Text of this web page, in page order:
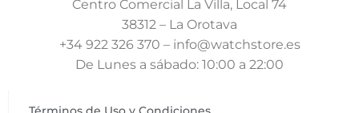
Centro Comercial La Villa, Local 74
38312 – La Orotava
+34 922 326 370 – info@watchstore.es
De Lunes a sábado: 10:00 a 22:00